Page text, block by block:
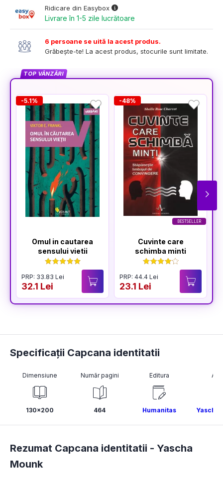
Ridicare din Easybox
Livrare în 1-5 zile lucrătoare
6 persoane se uită la acest produs.
Grăbește-te! La acest produs, stocurile sunt limitate.
TOP VÂNZĂRI
-5.1%
Omul in cautarea
sensului vietii
PRP: 33.83 Lei
32.1 Lei
BESTSELLER
-48%
Cuvinte care
schimba minti
PRP: 44.4 Lei
23.1 Lei
Specificații Capcana identitatii
Dimensiune
130x200
Număr pagini
464
Editura
Humanitas Yascha
Rezumat Capcana identitatii - Yascha
Mounk